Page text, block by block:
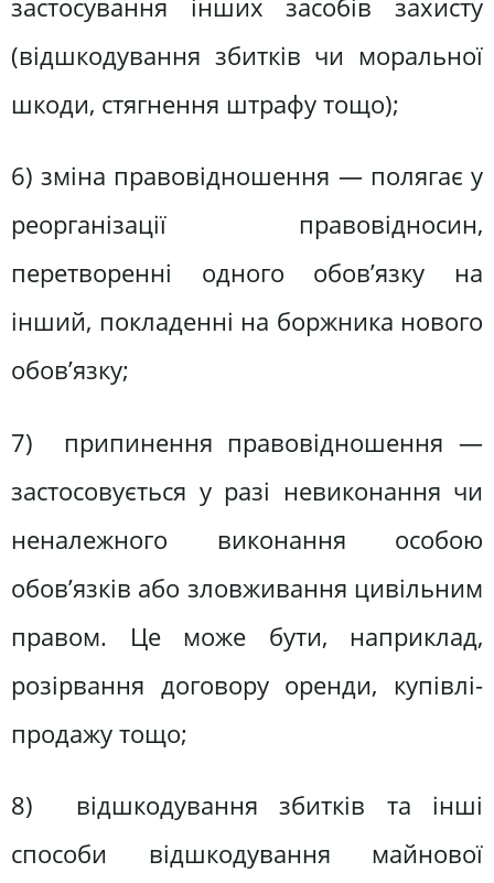
застосування інших засобів захисту
(відшкодування збитків чи моральної
шкоди, стягнення штрафу тощо);
6) зміна правовідношення — полягає у
реорганізації правовідносин,
перетворенні одного обов’язку на
інший, покладенні на боржника нового
обов’язку;
7) припинення правовідношення —
застосовується у разі невиконання чи
неналежного виконання особою
обов’язків або зловживання цивільним
правом. Це може бути, наприклад,
розірвання договору оренди, купівлі-
продажу тощо;
8) відшкодування збитків та інші
способи відшкодування майнової